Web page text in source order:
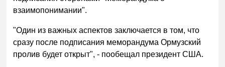
взаимопонимании".
"Один из важных аспектов заключается в том, что
сразу после подписания меморандума Ормузский
пролив будет открыт", - пообещал президент США.